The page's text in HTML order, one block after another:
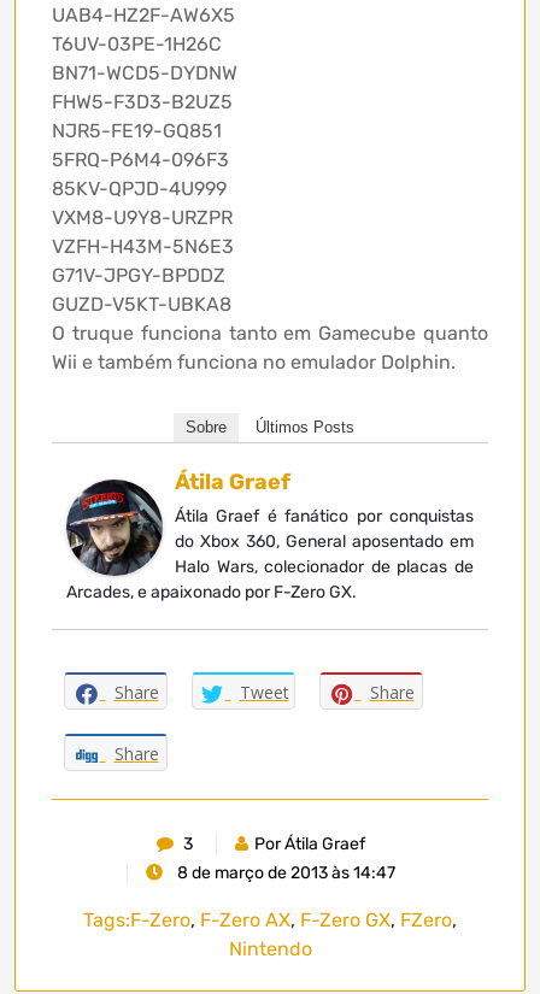
UAB4-HZ2F-AW6X5
T6UV-03PE-1H26C
BN71-WCD5-DYDNW
FHW5-F3D3-B2UZ5
NJR5-FE19-GQ851
5FRQ-P6M4-096F3
85KV-QPJD-4U999
VXM8-U9Y8-URZPR
VZFH-H43M-5N6E3
G71V-JPGY-BPDDZ
GUZD-V5KT-UBKA8
O truque funciona tanto em Gamecube quanto
Wii e também funciona no emulador Dolphin.
Sobre Últimos Posts
Átila Graef
Átila Graef é fanático por conquistas
do Xbox 360, General aposentado em
Halo Wars, colecionador de placas de
Arcades, e apaixonado por F-Zero GX.
Share Tweet Share
Share
3
Por Átila Graef
8 de março de 2013 às 14:47
Tags:F-Zero, F-Zero AX, F-Zero GX, FZero,
Nintendo